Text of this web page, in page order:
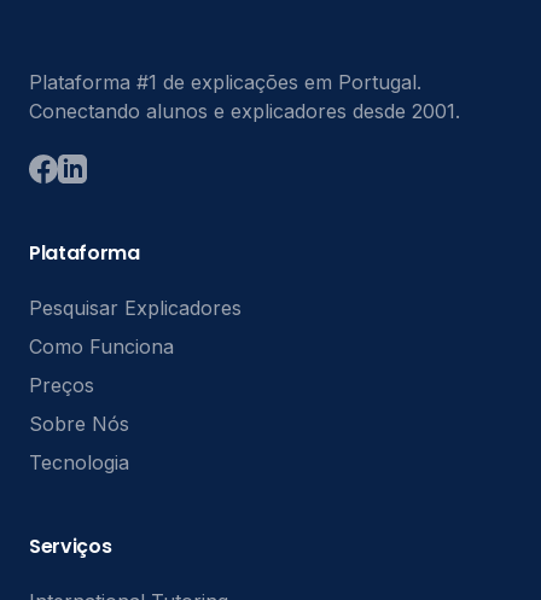
Plataforma #1 de explicações em Portugal.
Conectando alunos e explicadores desde 2001.
Plataforma
Pesquisar Explicadores
Como Funciona
Preços
Sobre Nós
Tecnologia
Serviços